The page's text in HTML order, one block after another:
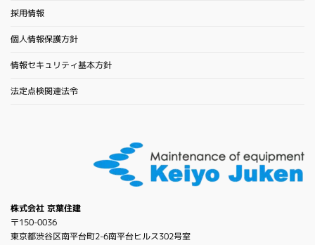
採用情報
個人情報保護方針
情報セキュリティ基本方針
法定点検関連法令
株式会社 京葉住建
〒150-0036
東京都渋谷区南平台町2-6南平台ヒルス302号室